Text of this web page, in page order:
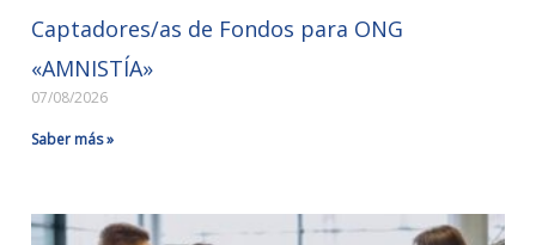
Captadores/as de Fondos para ONG
«AMNISTÍA»
07/08/2026
Saber más »